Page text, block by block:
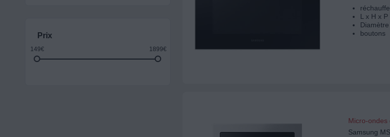
Prix
149€ 1899€
L x H x
boutons
Micro-ondes
Samsung